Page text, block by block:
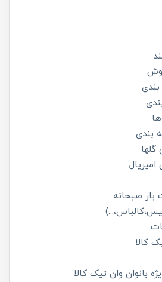
بندی
بار صبحانه
کالا
بانوان وان تیک کالا